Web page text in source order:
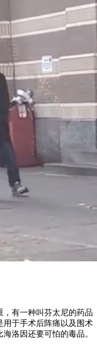
，有一种叫芬太尼的药品
用于手术后阵痛以及围术
洛因还要可怕的毒品。